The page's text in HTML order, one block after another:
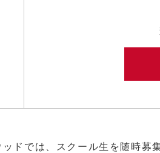
ドでは、スクール生を随時募